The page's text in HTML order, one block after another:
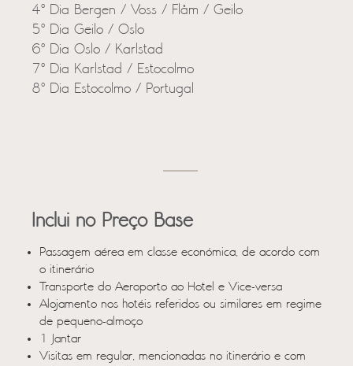
4º Dia Bergen / Voss / Flåm / Geilo
5º Dia Geilo / Oslo
6º Dia Oslo / Karlstad
7º Dia Karlstad / Estocolmo
8º Dia Estocolmo / Portugal
Inclui no Preço Base
Passagem aérea em classe económica, de acordo com
o itinerário
Transporte do Aeroporto ao Hotel e Vice-versa
Alojamento nos hotéis referidos ou similares em regime
de pequeno-almoço
1 Jantar
Visitas em regular, mencionadas no itinerário e com